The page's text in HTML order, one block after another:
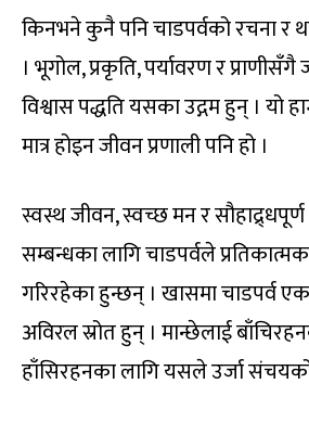
किनभने कुनै पनि चाडपर्वको रचना
। भूगोल, प्रकृति, पर्यावरण र
विश्वास पद्धति यसका उद्गम हुन् । यो
मात्र होइन जीवन प्रणाली पनि हो ।
स्वस्थ जीवन, स्वच्छ मन र
सम्बन्धका लागि चाडपर्वले
गरिरहेका हुन्छन् । खासमा चाडपर्व
अविरल स्रोत हुन् । मान्छेलाई
हाँसिरहनका लागि यसले उर्जा